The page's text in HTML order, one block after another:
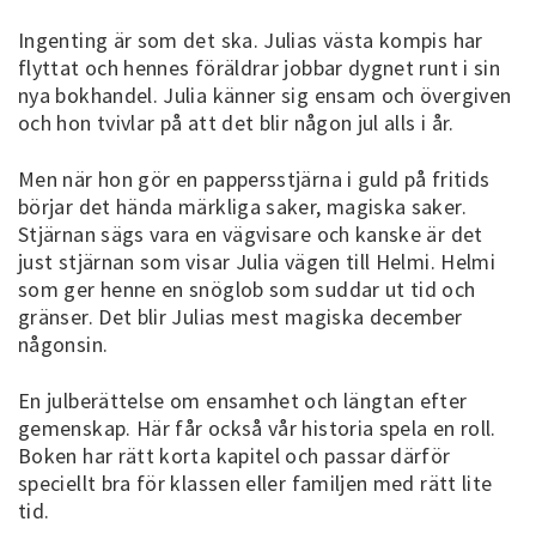
Ingenting är som det ska. Julias västa kompis har
flyttat och hennes föräldrar jobbar dygnet runt i sin
nya bokhandel. Julia känner sig ensam och övergiven
och hon tvivlar på att det blir någon jul alls i år.
Men när hon gör en pappersstjärna i guld på fritids
börjar det hända märkliga saker, magiska saker.
Stjärnan sägs vara en vägvisare och kanske är det
just stjärnan som visar Julia vägen till Helmi. Helmi
som ger henne en snöglob som suddar ut tid och
gränser. Det blir Julias mest magiska december
någonsin.
En julberättelse om ensamhet och längtan efter
gemenskap. Här får också vår historia spela en roll.
Boken har rätt korta kapitel och passar därför
speciellt bra för klassen eller familjen med rätt lite
tid.